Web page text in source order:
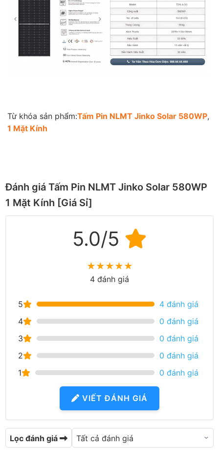
Từ khóa sản phẩm:Tấm Pin NLMT Jinko Solar 580WP,
1 Mặt Kính
Đánh giá Tấm Pin NLMT Jinko Solar 580WP
1 Mặt Kính [Giá Sỉ]
5.0/5
★★★★★
4 đánh giá
5
4 đánh giá
4
0 đánh giá
3
0 đánh giá
2
0 đánh giá
1
0 đánh giá
VIẾT ĐÁNH GIÁ
Lọc đánh giá